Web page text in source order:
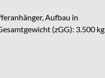
Aufbau in
(zGG): 3.500 kg